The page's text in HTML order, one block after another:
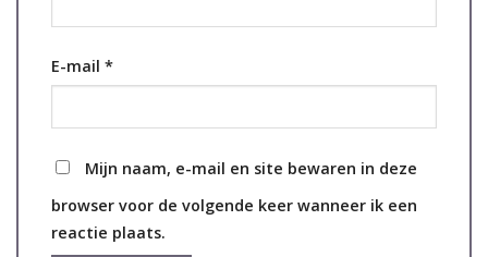
E-mail *
Mijn naam, e-mail en site bewaren in deze
browser voor de volgende keer wanneer ik een
reactie plaats.